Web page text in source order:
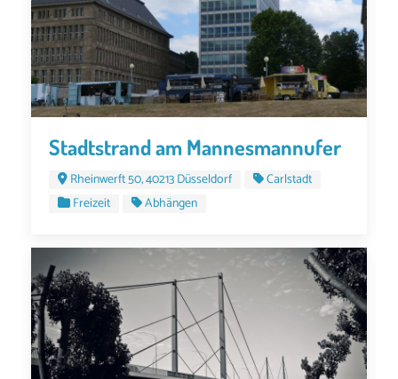
Stadtstrand am Mannesmannufer
Rheinwerft 50, 40213 Düsseldorf
Carlstadt
Freizeit
Abhängen